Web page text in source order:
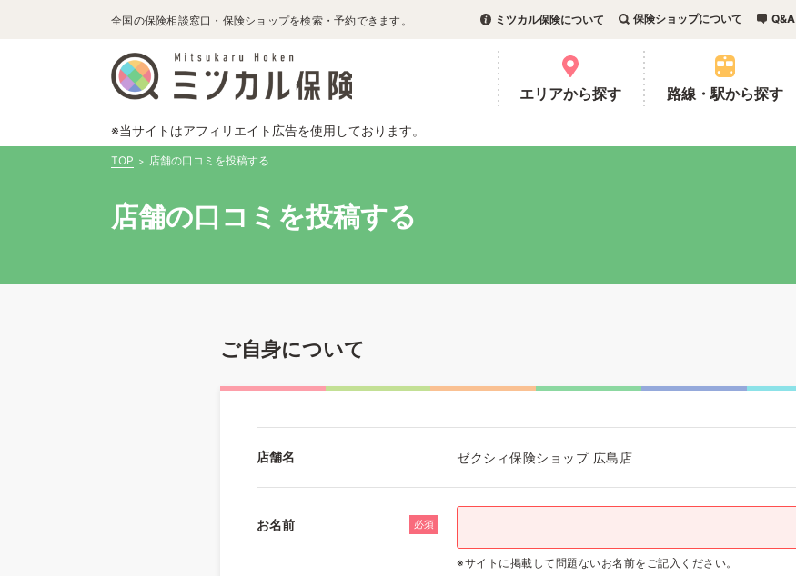
全国の保険相談窓口・保険ショップを検索・予約できます。 ミツカル保険について 保険ショップについて Q&A
エリアから探す 路線・駅から探す
※当サイトはアフィリエイト広告を使用しております。
TOP 店舗の口コミを投稿する
店舗の口コミを投稿する
ご自身について
店舗名 ゼクシィ保険ショップ 広島店
お名前 必須
※サイトに掲載して問題ないお名前をご記入ください。